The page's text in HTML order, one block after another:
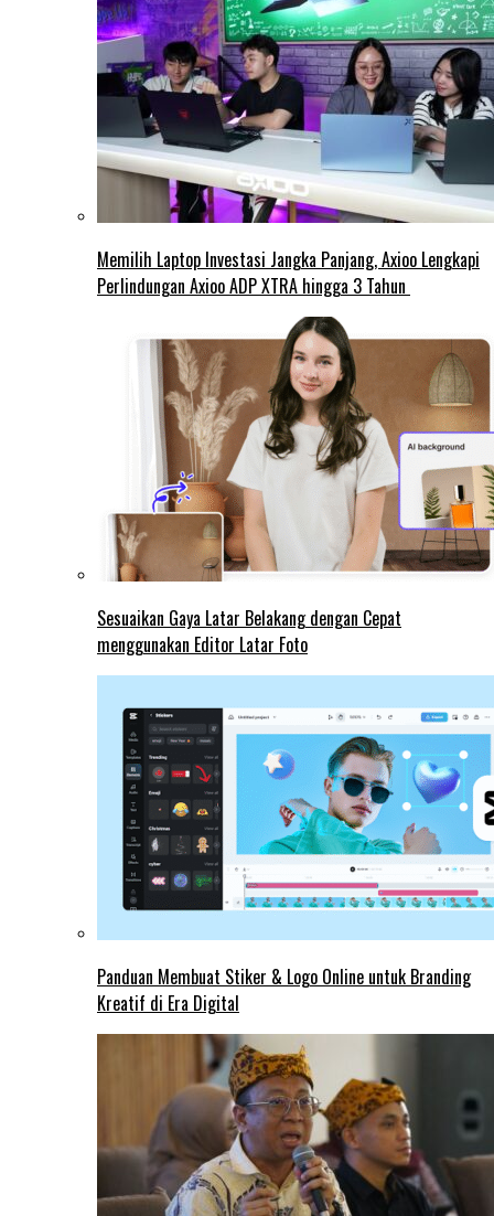
Memilih Laptop Investasi Jangka Panjang, Axioo Lengkapi
Perlindungan Axioo ADP XTRA hingga 3 Tahun
Sesuaikan Gaya Latar Belakang dengan Cepat
menggunakan Editor Latar Foto
Panduan Membuat Stiker & Logo Online untuk Branding
Kreatif di Era Digital